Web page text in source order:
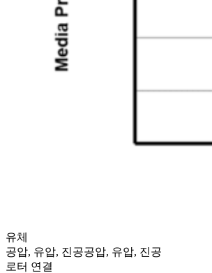
유체
공압, 유압, 진공공압, 유압, 진공
로터 연결